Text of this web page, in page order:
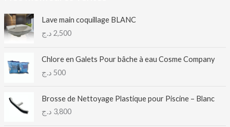
Lave main coquillage BLANC
2,500 د.ج
Chlore en Galets Pour bâche à eau Cosme Company
500 د.ج
Brosse de Nettoyage Plastique pour Piscine – Blanc
3,800 د.ج